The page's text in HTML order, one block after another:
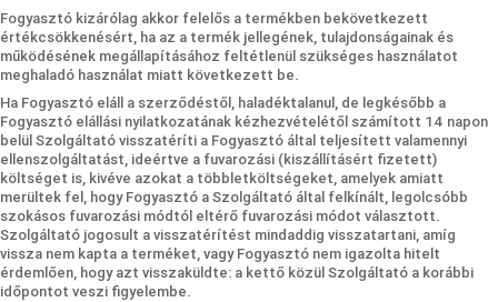
Fogyasztó kizárólag akkor felelős a termékben bekövetkezett
értékcsökkenésért, ha az a termék jellegének, tulajdonságainak és
működésének megállapításához feltétlenül szükséges használatot
meghaladó használat miatt következett be.
Ha Fogyasztó eláll a szerződéstől, haladéktalanul, de legkésőbb a
Fogyasztó elállási nyilatkozatának kézhezvételétől számított 14 napon
belül Szolgáltató visszatéríti a Fogyasztó által teljesített valamennyi
ellenszolgáltatást, ideértve a fuvarozási (kiszállításért fizetett)
költséget is, kivéve azokat a többletköltségeket, amelyek amiatt
merültek fel, hogy Fogyasztó a Szolgáltató által felkínált, legolcsóbb
szokásos fuvarozási módtól eltérő fuvarozási módot választott.
Szolgáltató jogosult a visszatérítést mindaddig visszatartani, amíg
vissza nem kapta a terméket, vagy Fogyasztó nem igazolta hitelt
érdemlően, hogy azt visszaküldte: a kettő közül Szolgáltató a korábbi
időpontot veszi figyelembe.